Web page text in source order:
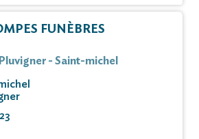
FUNÈBRES
- Saint-michel